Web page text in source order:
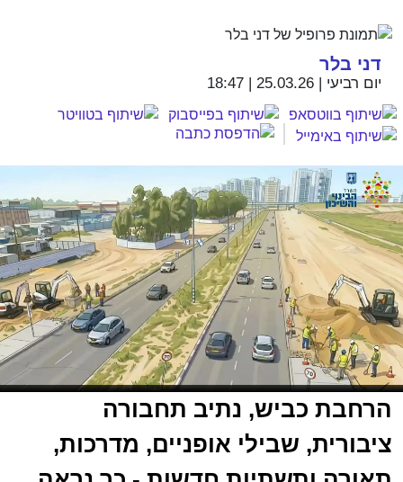
דני בלר
יום רביעי | 25.03.26 | 18:47
הרחבת כביש, נתיב תחבורה
ציבורית, שבילי אופניים, מדרכות,